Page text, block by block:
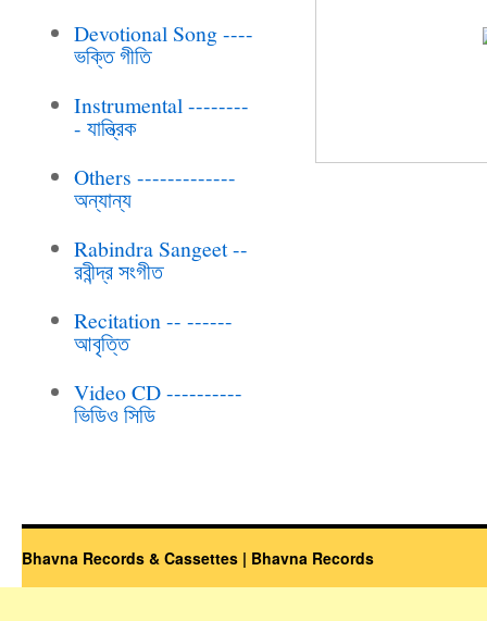
Devotional Song ----
ভক্তি গীতি
Instrumental --------
- যান্ত্রিক
Others -------------
অন্যান্য
Rabindra Sangeet --
রবীন্দ্র সংগীত
Recitation -- ------
আবৃত্তি
Video CD ----------
ভিডিও সিডি
Bhavna Records & Cassettes | Bhavna Records